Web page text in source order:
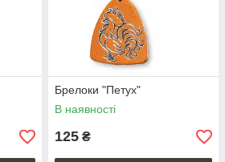
Брелоки "Петух"
В наявності
125 ₴